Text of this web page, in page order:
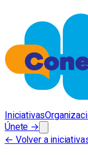
Iniciativas
Únete →
← Volver a